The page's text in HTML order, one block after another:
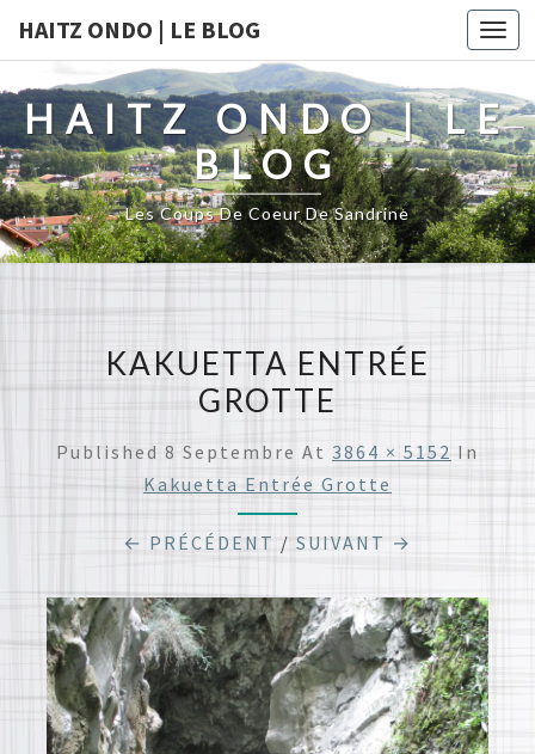
HAITZ ONDO | LE BLOG
HAITZ ONDO | LE
BLOG
Les Coups De Coeur De Sandrine
KAKUETTA ENTRÉE
GROTTE
Published 8 Septembre At 3864 × 5152 In
Kakuetta Entrée Grotte
← PRÉCÉDENT / SUIVANT →